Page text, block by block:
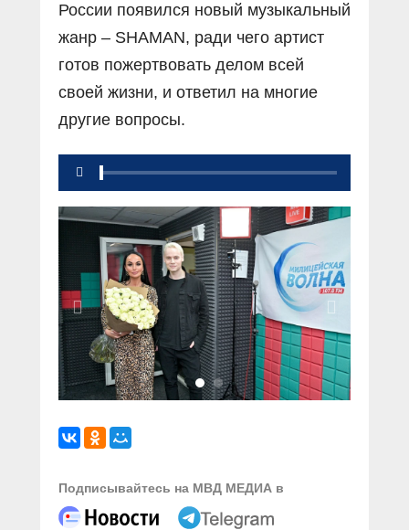
России появился новый музыкальный
жанр – SHAMAN, ради чего артист
готов пожертвовать делом всей
своей жизни, и ответил на многие
другие вопросы.
Подписывайтесь на МВД МЕДИА в